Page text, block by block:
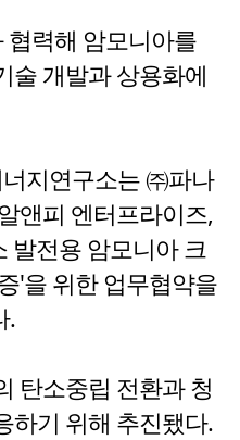
력해 암모니아를
술 개발과 상용화에
지연구소는 ㈜파나
앤피 엔터프라이즈,
발전용 암모니아 크
'을 위한 업무협약을
.
탄소중립 전환과 청
하기 위해 추진됐다.